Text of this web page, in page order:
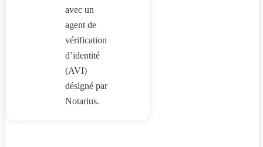
avec un
agent de
vérification
d’identité
(AVI)
désigné par
Notarius.